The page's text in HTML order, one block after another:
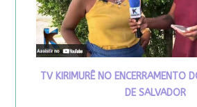
TV KIRIMURÊ NO ENCERRAMENTO
DE SALVADOR